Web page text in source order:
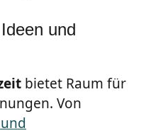
und
bietet Raum für
Von